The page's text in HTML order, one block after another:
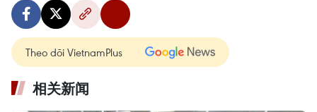
Theo dõi VietnamPlus
相关新闻